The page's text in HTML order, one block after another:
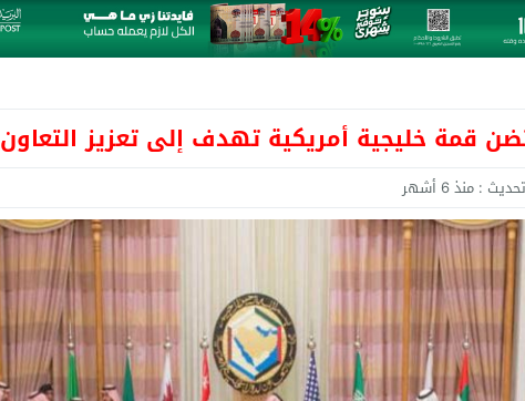
قمة خليجية أمريكية تهدف إلى تعزيز التعاون
: منذ 6 أشهر